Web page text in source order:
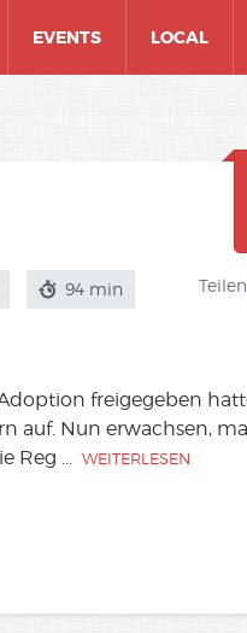
EVENTS LOCAL
94 min
freigegeben
auf. Nun erwachsen,
Reg ... WEITERLESEN